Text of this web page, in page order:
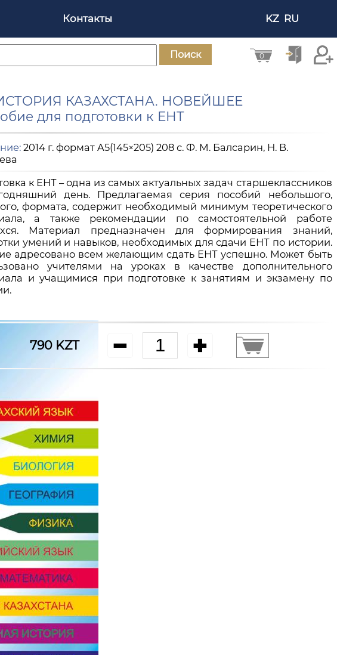
Контакты KZ RU
Поиск 0
ИСТОРИЯ КАЗАХСТАНА. НОВЕЙШЕЕ
для подготовки к ЕНТ
2014 г. формат A5(145×205) 208 с. Ф. М. Балсарин, Н. В.
к ЕНТ – одна из самых актуальных задач старшеклассников
день. Предлагаемая серия пособий небольшого,
формата, содержит необходимый минимум теоретического
а также рекомендации по самостоятельной работе
Материал предназначен для формирования знаний,
умений и навыков, необходимых для сдачи ЕНТ по истории.
адресовано всем желающим сдать ЕНТ успешно. Может быть
учителями на уроках в качестве дополнительного
и учащимися при подготовке к занятиям и экзамену по
790 KZT